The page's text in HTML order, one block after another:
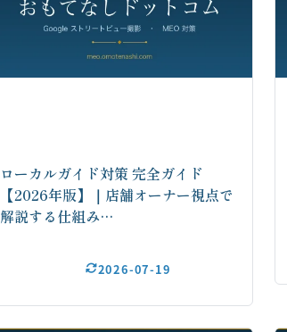
ローカルガイド対策 完全ガイド
【2026年版】｜店舗オーナー視点で
解説する仕組み…
2026-07-19